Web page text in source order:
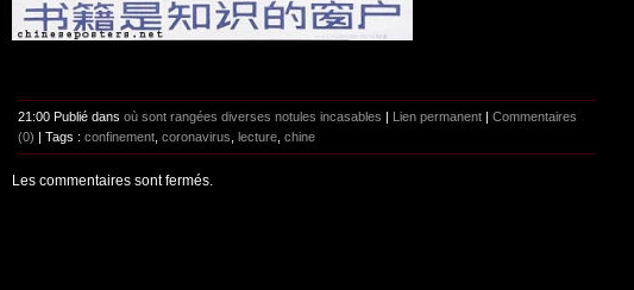
21:00 Publié dans où sont rangées diverses notules incasables Lien permanent
Commentaires
(0) | Tags : confinement, coronavirus, lecture, chine
Les commentaires sont fermés.